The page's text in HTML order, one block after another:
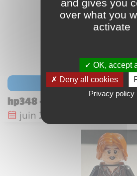
hp348 - Professor Remus
Date de sortie :
juin 2022
and gives you
over what you
activate
OK, accept
Deny all cookies
Privacy policy